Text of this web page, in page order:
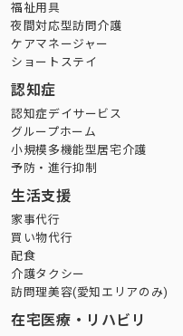
福祉用具
夜間対応型訪問介護
ケアマネージャー
ショートステイ
認知症
認知症デイサービス
グループホーム
小規模多機能型居宅介護
予防・進行抑制
生活支援
家事代行
買い物代行
配食
介護タクシー
訪問理美容(愛知エリアのみ)
在宅医療・リハビリ